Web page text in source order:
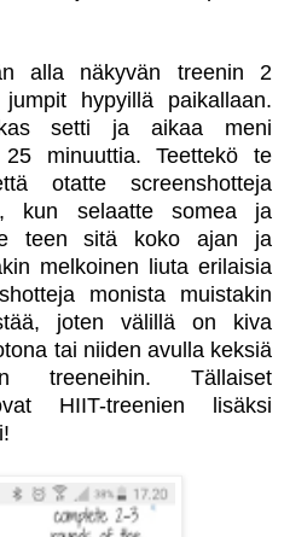
alla näkyvän treenin 2
hypyillä paikallaan.
setti ja aikaa meni
25 minuuttia.Teettekö te
otatte screenshotteja
kun selaatte somea ja
teen sitä koko ajan ja
melkoinen liuta erilaisia
monista muistakin
joten välillä on kiva
tai niiden avulla keksiä
treeneihin. Tällaiset
HIIT-treenien lisäksi